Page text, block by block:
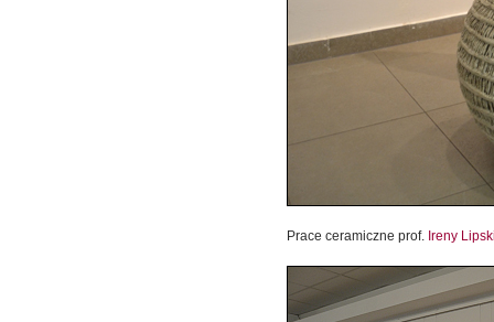
Prace ceramiczne prof. Ireny